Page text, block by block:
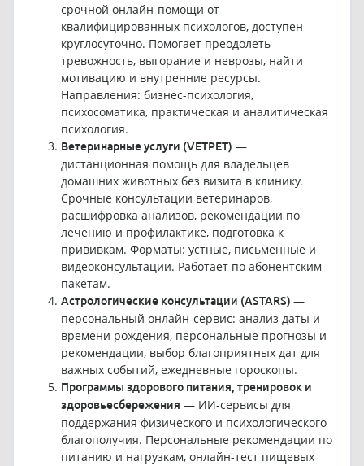
срочной онлайн-помощи от
квалифицированных психологов, доступен
круглосуточно. Помогает преодолеть
тревожность, выгорание и неврозы, найти
мотивацию и внутренние ресурсы.
Направления: бизнес-психология,
психосоматика, практическая и аналитическая
психология.
Ветеринарные услуги (VETPET) —
дистанционная помощь для владельцев
домашних животных без визита в клинику.
Срочные консультации ветеринаров,
расшифровка анализов, рекомендации по
лечению и профилактике, подготовка к
прививкам. Форматы: устные, письменные и
видеоконсультации. Работает по абонентским
пакетам.
Астрологические консультации (ASTARS) —
персональный онлайн-сервис: анализ даты и
времени рождения, персональные прогнозы и
рекомендации, выбор благоприятных дат для
важных событий, ежедневные гороскопы.
Программы здорового питания, тренировок и
здоровьесбережения — ИИ-сервисы для
поддержания физического и психологического
благополучия. Персональные рекомендации по
питанию и нагрузкам, онлайн-тест пищевых